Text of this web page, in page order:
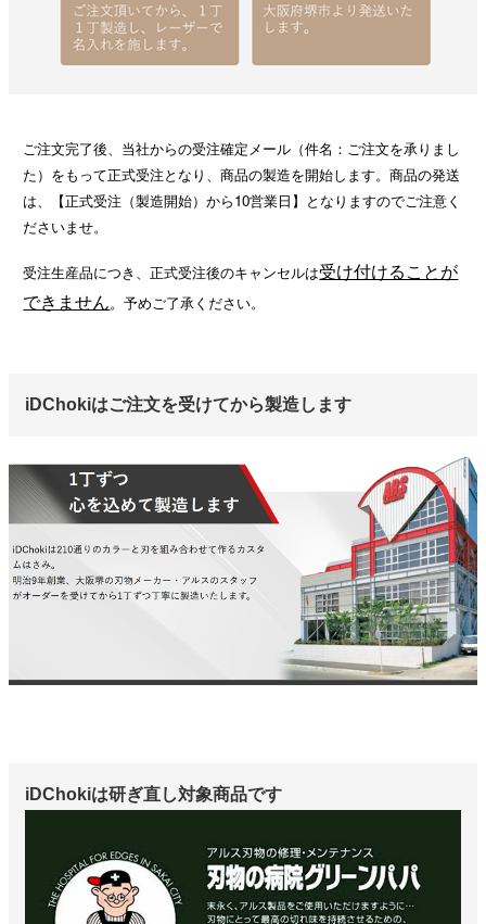
ご注文完了後、当社からの受注確定メール（件名：ご注文を承りまし
た）をもって正式受注となり、商品の製造を開始します。商品の発送
は、【正式受注（製造開始）から10営業日】となりますのでご注意く
ださいませ。
受注生産品につき、正式受注後のキャンセルは受け付けることが
できません。予めご了承ください。
iDChokiはご注文を受けてから製造します
iDChokiは研ぎ直し対象商品です